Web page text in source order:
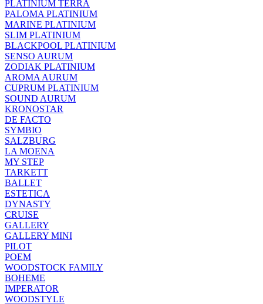
PLATINIUM TERRA
PALOMA PLATINIUM
MARINE PLATINIUM
SLIM PLATINIUM
BLACKPOOL PLATINIUM
SENSO AURUM
ZODIAK PLATINIUM
AROMA AURUM
CUPRUM PLATINIUM
SOUND AURUM
KRONOSTAR
DE FACTO
SYMBIO
SALZBURG
LA MOENA
MY STEP
TARKETT
BALLET
ESTETICA
DYNASTY
CRUISE
GALLERY
GALLERY MINI
PILOT
POEM
WOODSTOCK FAMILY
BOHEME
IMPERATOR
WOODSTYLE